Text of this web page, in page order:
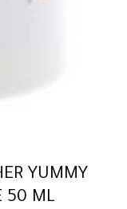
YUMMY
50 ML